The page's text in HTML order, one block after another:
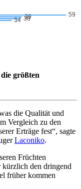
größten
die Qualität und
Vergleich zu den
Erträge fest“, sagte
Laconiko.
Früchten
den dringend
früher kommen